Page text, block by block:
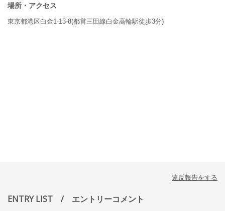
場所・アクセス
東京都港区白金1-13-8(都営三田線白金高輪駅徒歩3分)
違反報告をする
ENTRY LIST / エントリーコメント